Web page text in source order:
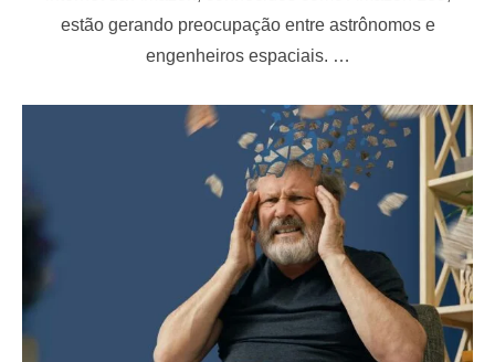
e
d
n
estão gerando preocupação entre astrônomos e
engenheiros espaciais. …